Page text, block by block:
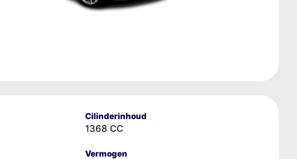
Cilinderinhoud
1368 CC
Vermogen